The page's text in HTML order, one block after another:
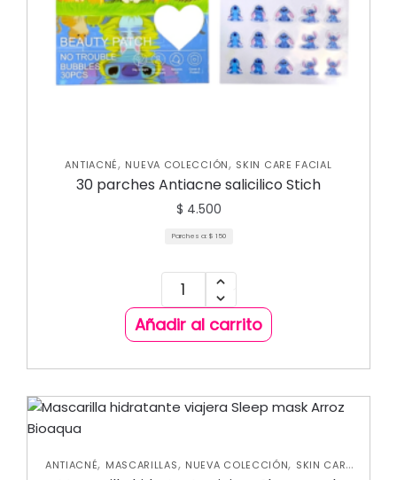
ANTIACNÉ, NUEVA COLECCIÓN, SKIN CARE FACIAL
30 parches Antiacne salicilico Stich
$ 4.500
Parches a: $ 150
Añadir al carrito
ANTIACNÉ, MASCARILLAS, NUEVA COLECCIÓN, SKIN CARE